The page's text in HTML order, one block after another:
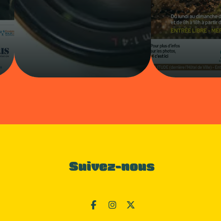
Suivez-nous